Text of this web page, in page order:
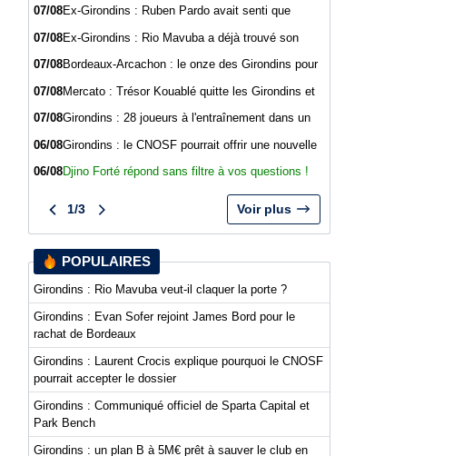
07/08Ex-Girondins : Ruben Pardo avait senti que
07/08Ex-Girondins : Rio Mavuba a déjà trouvé son
07/08Bordeaux-Arcachon : le onze des Girondins pour
07/08Mercato : Trésor Kouablé quitte les Girondins et
07/08Girondins : 28 joueurs à l'entraînement dans un
06/08Girondins : le CNOSF pourrait offrir une nouvelle
06/08Djino Forté répond sans filtre à vos questions !
1/3 Voir plus
POPULAIRES
Girondins : Rio Mavuba veut-il claquer la porte ?
Girondins : Evan Sofer rejoint James Bord pour le
rachat de Bordeaux
Girondins : Laurent Crocis explique pourquoi le CNOSF
pourrait accepter le dossier
Girondins : Communiqué officiel de Sparta Capital et
Park Bench
Girondins : un plan B à 5M€ prêt à sauver le club en